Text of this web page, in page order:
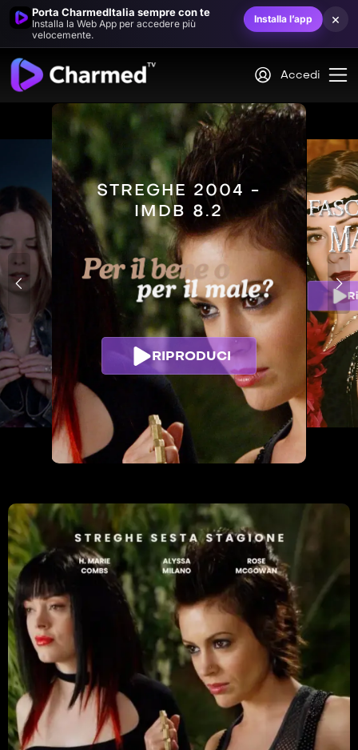
Porta CharmedItalia sempre con te
Installa la Web App per accedere più
velocemente.
Installa l’app ×
Accedi
STREGHE 2004 -
IMDB 8.2
RIPRODUCI